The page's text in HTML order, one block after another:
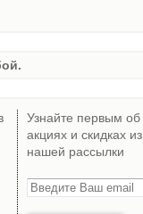
Узнайте первым об
акциях и скидках из
нашей рассылки